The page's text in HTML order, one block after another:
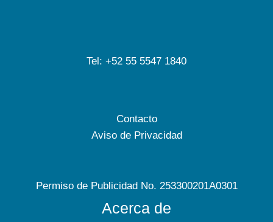
Tel: +52 55 5547 1840
Contacto
Aviso de Privacidad
Permiso de Publicidad No. 253300201A0301
Acerca de